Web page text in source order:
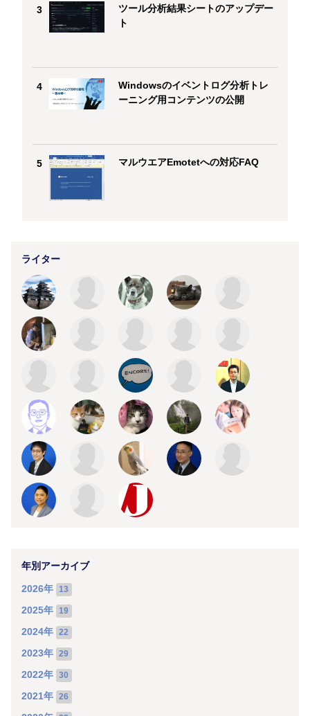
3
ツール分析結果シートのアップデー
ト
4
Windowsのイベントログ分析トレ
ーニング用コンテンツの公開
5 マルウエアEmotetへの対応FAQ
ライター
年別アーカイブ
2026年 13
2025年 19
2024年 22
2023年 29
2022年 30
2021年 26